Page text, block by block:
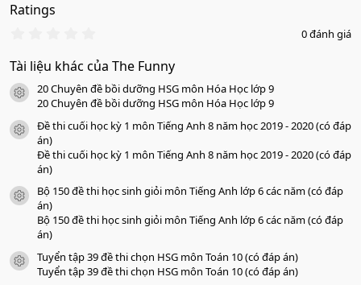
Ratings
0
0
s
a
o
0 đánh giá
Tài liệu khác của The Funny
icon tài liệu
20 Chuyên đề bồi dưỡng HSG môn Hóa Học lớp 9
20 Chuyên đề bồi dưỡng HSG môn Hóa Học lớp 9
icon tài liệu
Đề thi cuối học kỳ 1 môn Tiếng Anh 8 năm học 2019 - 2020 (có đáp
án)
Đề thi cuối học kỳ 1 môn Tiếng Anh 8 năm học 2019 - 2020 (có đáp
án)
icon tài liệu
Bộ 150 đề thi học sinh giỏi môn Tiếng Anh lớp 6 các năm (có đáp
án)
Bộ 150 đề thi học sinh giỏi môn Tiếng Anh lớp 6 các năm (có đáp
án)
icon tài liệu
Tuyển tập 39 đề thi chọn HSG môn Toán 10 (có đáp án)
Tuyển tập 39 đề thi chọn HSG môn Toán 10 (có đáp án)